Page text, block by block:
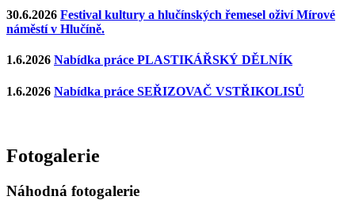
30.6.2026 Festival kultury a hlučínských řemesel oživí Mírové
náměstí v Hlučíně.
1.6.2026 Nabídka práce PLASTIKÁŘSKÝ DĚLNÍK
1.6.2026 Nabídka práce SEŘIZOVAČ VSTŘIKOLISŮ
Fotogalerie
Náhodná fotogalerie